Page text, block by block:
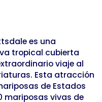
es una
tropical cubierta
viaje al
Esta atracción
de Estados
mariposas vivas de